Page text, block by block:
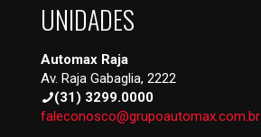
UNIDADES
Automax Raja
Av. Raja Gabaglia, 2222
(31) 3299.0000
faleconosco@grupoautomax.com.br